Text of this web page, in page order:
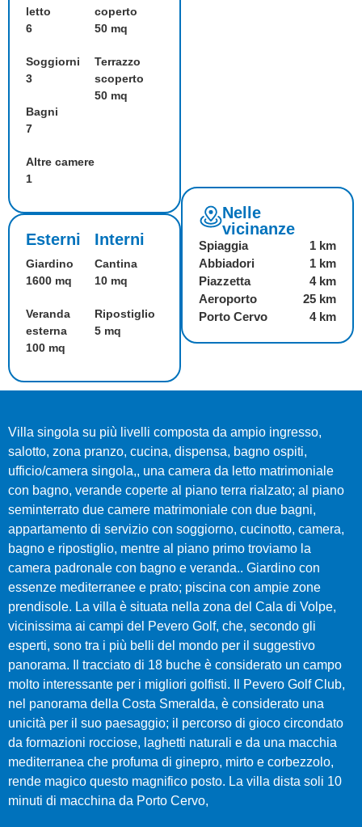
letto
6
Soggiorni
3
Bagni
7
Altre camere
1
coperto
50 mq
Terrazzo
scoperto
50 mq
Esterni
Giardino
1600 mq
Veranda
esterna
100 mq
Interni
Cantina
10 mq
Ripostiglio
5 mq
Nelle
vicinanze
Spiaggia
1 km
Abbiadori
1 km
Piazzetta
4 km
Aeroporto
25 km
Porto Cervo
4 km
Villa singola su più livelli composta da ampio ingresso,
salotto, zona pranzo, cucina, dispensa, bagno ospiti,
ufficio/camera singola,, una camera da letto matrimoniale
con bagno, verande coperte al piano terra rialzato; al piano
seminterrato due camere matrimoniale con due bagni,
appartamento di servizio con soggiorno, cucinotto, camera,
bagno e ripostiglio, mentre al piano primo troviamo la
camera padronale con bagno e veranda.. Giardino con
essenze mediterranee e prato; piscina con ampie zone
prendisole. La villa è situata nella zona del Cala di Volpe,
vicinissima ai campi del Pevero Golf, che, secondo gli
esperti, sono tra i più belli del mondo per il suggestivo
panorama. Il tracciato di 18 buche è considerato un campo
molto interessante per i migliori golfisti. Il Pevero Golf Club,
nel panorama della Costa Smeralda, è considerato una
unicità per il suo paesaggio; il percorso di gioco circondato
da formazioni rocciose, laghetti naturali e da una macchia
mediterranea che profuma di ginepro, mirto e corbezzolo,
rende magico questo magnifico posto. La villa dista soli 10
minuti di macchina da Porto Cervo,